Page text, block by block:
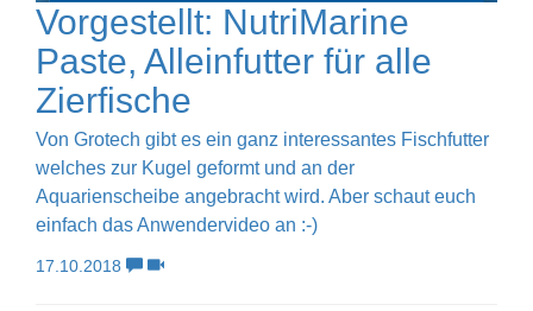
Vorgestellt: NutriMarine
Paste, Alleinfutter für alle
Zierfische
Von Grotech gibt es ein ganz interessantes Fischfutter
welches zur Kugel geformt und an der
Aquarienscheibe angebracht wird. Aber schaut euch
einfach das Anwendervideo an :-)
17.10.2018